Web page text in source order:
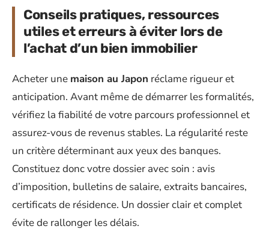
Conseils pratiques, ressources
utiles et erreurs à éviter lors de
l’achat d’un bien immobilier
Acheter une maison au Japon réclame rigueur et
anticipation. Avant même de démarrer les formalités,
vérifiez la fiabilité de votre parcours professionnel et
assurez-vous de revenus stables. La régularité reste
un critère déterminant aux yeux des banques.
Constituez donc votre dossier avec soin : avis
d’imposition, bulletins de salaire, extraits bancaires,
certificats de résidence. Un dossier clair et complet
évite de rallonger les délais.